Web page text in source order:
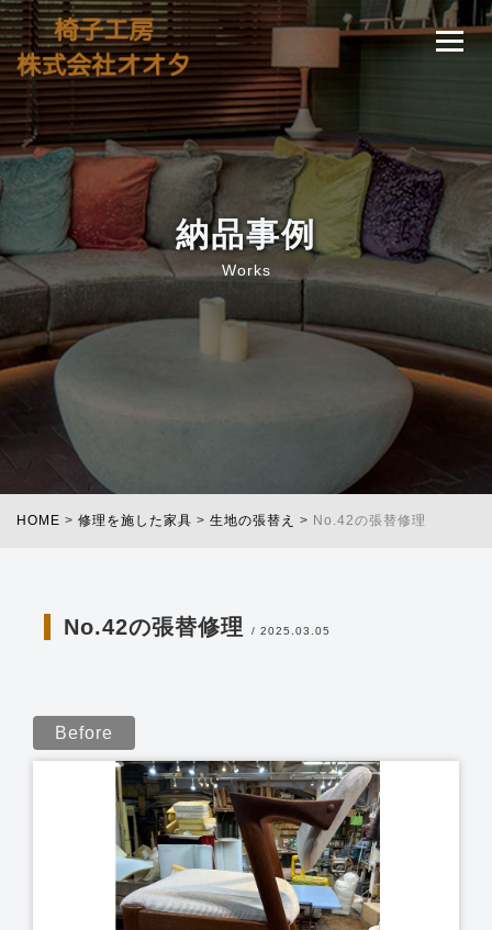
納品事例
Works
HOME > 修理を施した家具 > 生地の張替え > No.42の張替修理
No.42の張替修理 / 2025.03.05
Before